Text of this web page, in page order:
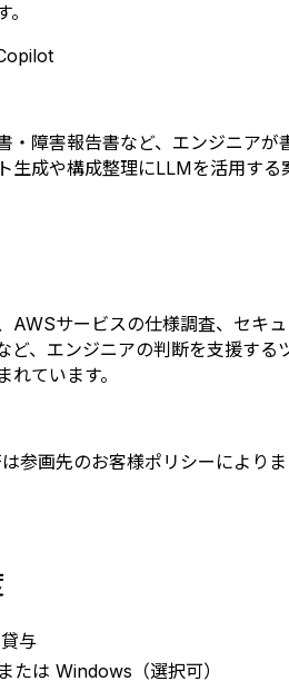
・障害報告書など、エンジニアが
生成や構成整理にLLMを活用する
AWSサービスの仕様調査、セキ
ど、エンジニアの判断を支援する
ています。
参画先のお客様ポリシーによりま
与
たは Windows（選択可）